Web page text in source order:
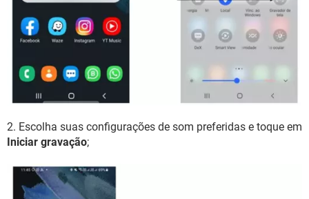
2. Escolha suas configurações de som preferidas e toque em
Iniciar gravação;